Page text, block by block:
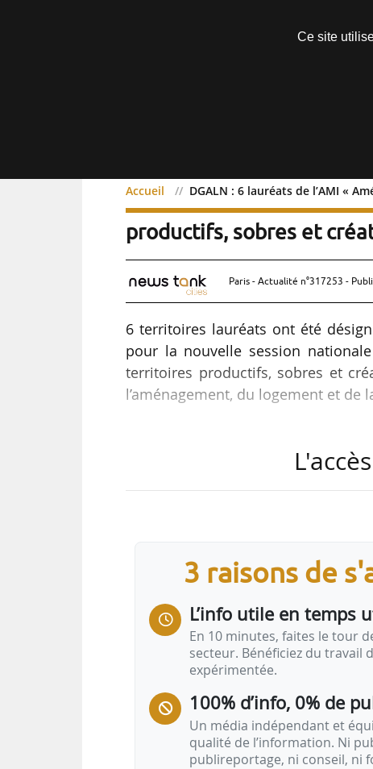
Accueil DGALN : 6 lauréats de l’AMI «
DGALN : 6 lauréats de
productifs, sobres et
Paris - Actualité n°317253 -
6 territoires lauréats ont été
pour la nouvelle session
territoires productifs, sobres et
l’aménagement, du logement et de
• La ville d’Angoulême et la
de l’Isère, de l’Ardèche, de la
• les intercommunalités du Pays
du Jura…3 raisons de
L’info utile en temps
En 10 minutes, faites le tour
secteur. Bénéficiez du travail
expérimentée.
100% d’info, 0% de
Un média indépendant et
qualité de l’information. Ni
publireportage, ni conseil, ni
Ce site